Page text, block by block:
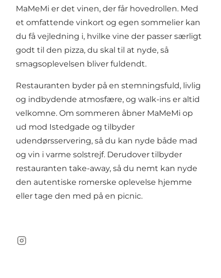
MaMeMi er det vinen, der får hovedrollen. Med
et omfattende vinkort og egen sommelier kan
du få vejledning i, hvilke vine der passer særligt
godt til den pizza, du skal til at nyde, så
smagsoplevelsen bliver fuldendt.
Restauranten byder på en stemningsfuld, livlig
og indbydende atmosfære, og walk-ins er altid
velkomne. Om sommeren åbner MaMeMi op
ud mod Istedgade og tilbyder
udendørsservering, så du kan nyde både mad
og vin i varme solstrejf. Derudover tilbyder
restauranten take-away, så du nemt kan nyde
den autentiske romerske oplevelse hjemme
eller tage den med på en picnic.
Instagram